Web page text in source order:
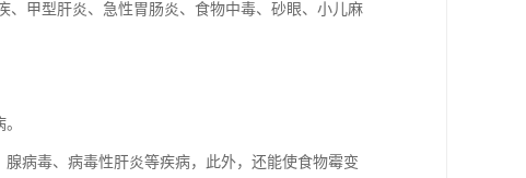
、甲型肝炎、急性胃肠炎、食物中毒、砂眼、小儿麻
病毒、病毒性肝炎等疾病，此外，还能使食物霉变